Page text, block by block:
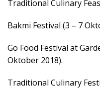
Traditional Culinary
Bakmi Festival (3 – 7
Go Food Festival at
Oktober 2018).
Traditional Culinary